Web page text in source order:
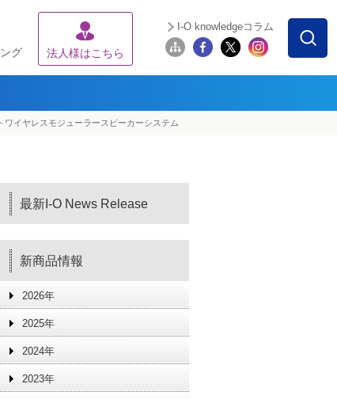
グ 法人様はこちら
I-O knowledgeコラム
イヤレスモジューラースピーカーシステム
最新I-O News Release
新商品情報
2026年
2025年
2024年
2023年